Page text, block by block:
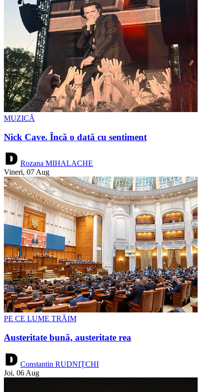
MUZICĂ
Nick Cave. Încă o dată cu sentiment
Rozana MIHALACHE
Vineri, 07 Aug
PE CE LUME TRĂIM
Austeritate bună, austeritate rea
Constantin RUDNIȚCHI
Joi, 06 Aug